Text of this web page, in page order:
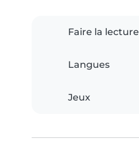
Faire la lecture
Langues
Jeux